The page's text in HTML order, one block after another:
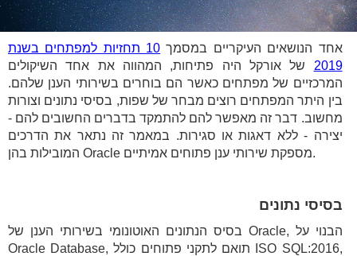
אחד הנושאים העיקריים במסמך
10 תחזיות למפתחים בשנת
2019 של אורקל היה פתיחות, המהווה את אחד השיקולים
המרכזיים של מפתחים כאשר הם בוחרים בשירותי הענן שלהם.
בין היתר המפתחים רוצים מבחר של שפות, בסיסי נתונים וצורות
מחשוב. דבר זה מאפשר להם להתמקד בדברים החשובים להם -
יצירה - ללא דאגות או סגירות. במאמר זה נתאר את הדרכים
המובילות בהן Oracle מספקת שירותי ענן פתוחים אמיתיים.
בסיסי נתונים
בסיס הנתונים האוטונומי בשירותי הענן של Oracle, הבנוי על
Oracle Database, תואם לתקני פתוחים כולל ISO SQL:2016,